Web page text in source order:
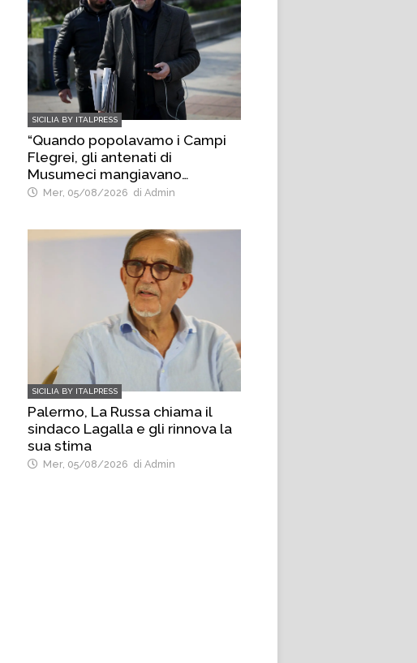
SICILIA BY ITALPRESS
“Quando popolavamo i Campi
Flegrei, gli antenati di
Musumeci mangiavano
banane”, è bufera sul deputato
Mer, 05/08/2026 di Admin
SICILIA BY ITALPRESS
Palermo, La Russa chiama il
sindaco Lagalla e gli rinnova la
sua stima
Mer, 05/08/2026 di Admin